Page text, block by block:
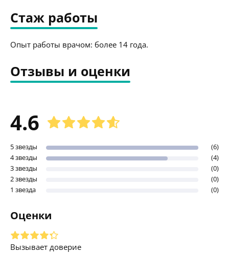
Стаж работы
Опыт работы врачом: более 14 года.
Отзывы и оценки
4.6
5 звезды
(6)
4 звезды
(4)
3 звезды
(0)
2 звезды
(0)
1 звезда
(0)
Оценки
Вызывает доверие